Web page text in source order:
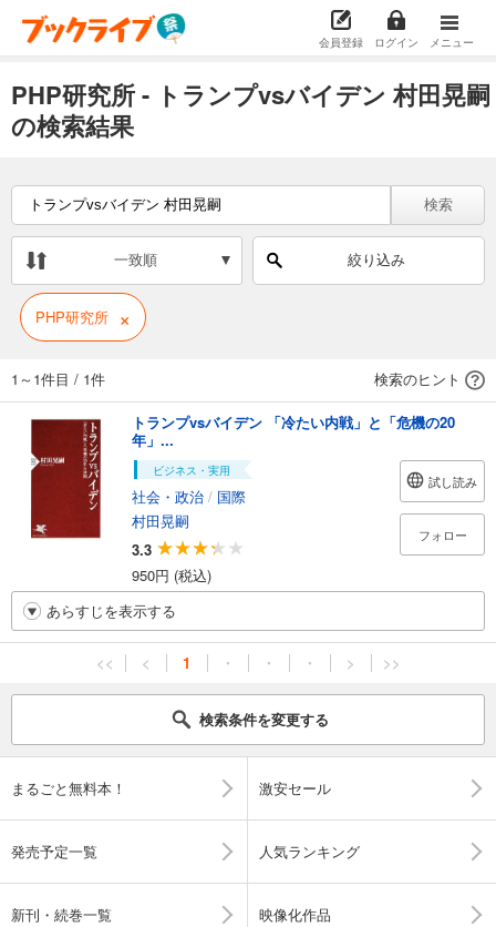
会員登録 ログイン メニュー
PHP研究所 - トランプvsバイデン 村田晃嗣
の検索結果
検索
一致順 絞り込み
PHP研究所 ×
1～1件目 / 1件 検索のヒント
トランプvsバイデン 「冷たい内戦」と「危機の20
年」...
ビジネス・実用
社会・政治 / 国際
村田晃嗣
3.3
950円 (税込)
試し読み
フォロー
あらすじを表示する
<< < 1 ・ ・ ・ > >>
検索条件を変更する
まるごと無料本！ 激安セール
発売予定一覧 人気ランキング
新刊・続巻一覧 映像化作品